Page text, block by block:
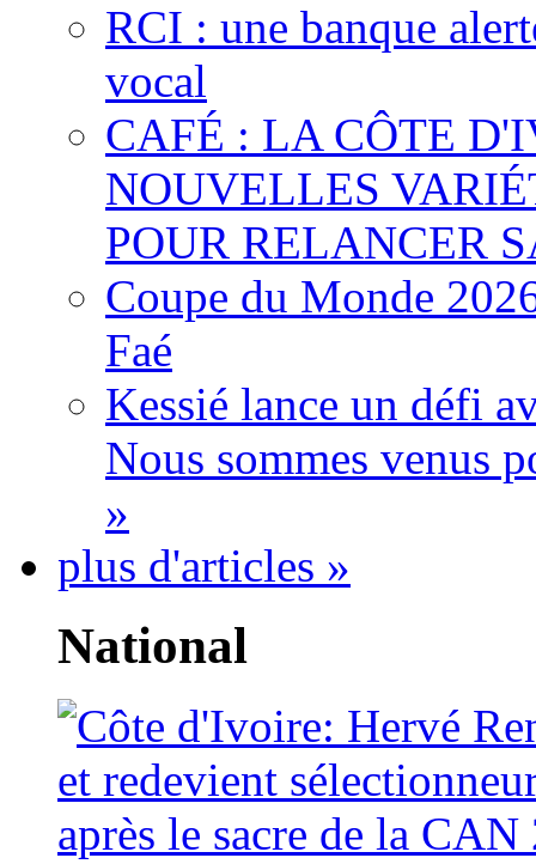
RCI : une banque
vocal
CAFÉ : LA CÔTE
NOUVELLES
POUR RELANCER
Coupe du Monde
Faé
Kessié lance un défi
Nous sommes venus
»
plus d'articles »
National